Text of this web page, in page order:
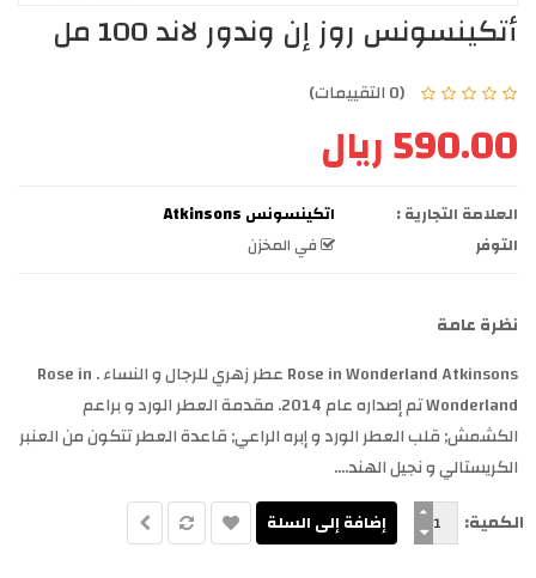
أتكينسونس روز إن وندور لاند 100 مل
(0 التقييمات)
590.00 ريال
العلامة التجارية :
اتكينسونس Atkinsons
التوفر
في المخزن
نظرة عامة
Rose in Wonderland Atkinsons عطر زهري للرجال و النساء . Rose in
Wonderland تم إصداره عام 2014. مقدمة العطر الورد و براعم
الكشمش; قلب العطر الورد و إبره الراعي; قاعدة العطر تتكون من العنبر
الكريستالي و نجيل الهند....
الكمية: